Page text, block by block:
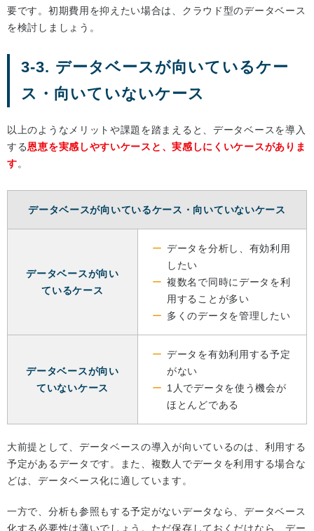
要です。初期費用を抑えたい場合は、クラウド型のデータベース
を検討しましょう。
3-3. データベースが向いているケー
ス・向いていないケース
以上のようなメリットや課題を踏まえると、データベースを導入
する恩恵を実感しやすいケースと、実感しにくいケースがありま
す。
データベースが向いているケース・向いていないケース
データベースが向い
ているケース
データを分析し、有効利用
したい
複数名で同時にデータを利
用することが多い
多くのデータを管理したい
データベースが向い
ていないケース
データを有効利用する予定
がない
1人でデータを使う機会が
ほとんどである
大前提として、データベースの導入が向いているのは、利用する
予定があるデータです。また、複数人でデータを利用する場合な
どは、データベース化に適しています。
一方で、分析も参照もする予定がないデータなら、データベース
化する必要性は薄いでしょう。ただ保存しておくだけなら、デー